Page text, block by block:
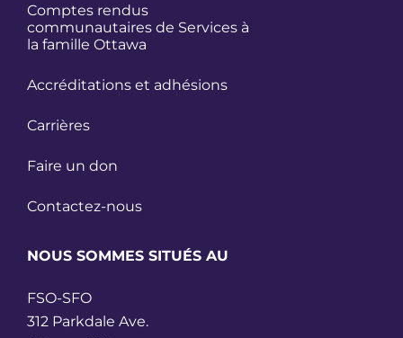
Comptes rendus
communautaires de Services à
la famille Ottawa
Accréditations et adhésions
Carrières
Faire un don
Contactez-nous
NOUS SOMMES SITUÉS AU
FSO-SFO
312 Parkdale Ave.